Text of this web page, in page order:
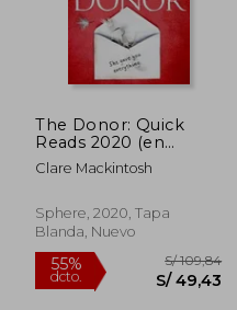
The Donor: Quick
Reads 2020 (en
Inglés)
Clare Mackintosh
Sphere, 2020, Tapa
Blanda, Nuevo